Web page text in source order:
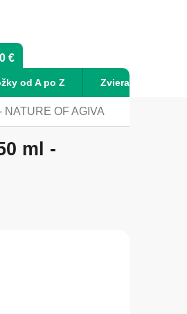
€
od A po Z Zvieratá
OF AGIVA
ml -